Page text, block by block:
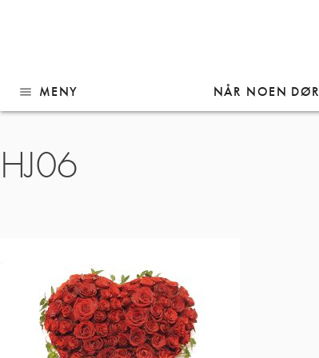
menu MENY NÅR NOEN DØR
til
innhold
HJ06